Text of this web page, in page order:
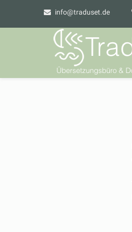
info@traduset.de